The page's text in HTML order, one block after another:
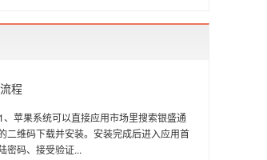
程
苹果系统可以直接应用市场里搜索银盛通
二维码下载并安装。安装完成后进入应用首
密码、接受验证...